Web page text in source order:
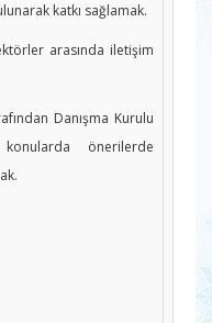
katkı sağlamak.
arasında iletişim
Danışma Kurulu
önerilerde